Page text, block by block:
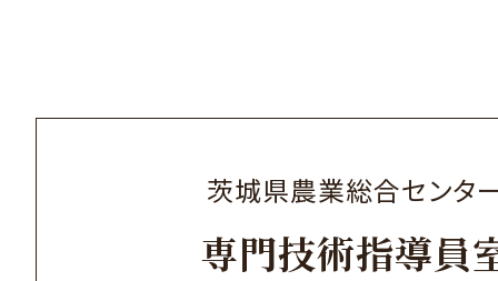
茨城県農業総合センタ
専門技術指導員